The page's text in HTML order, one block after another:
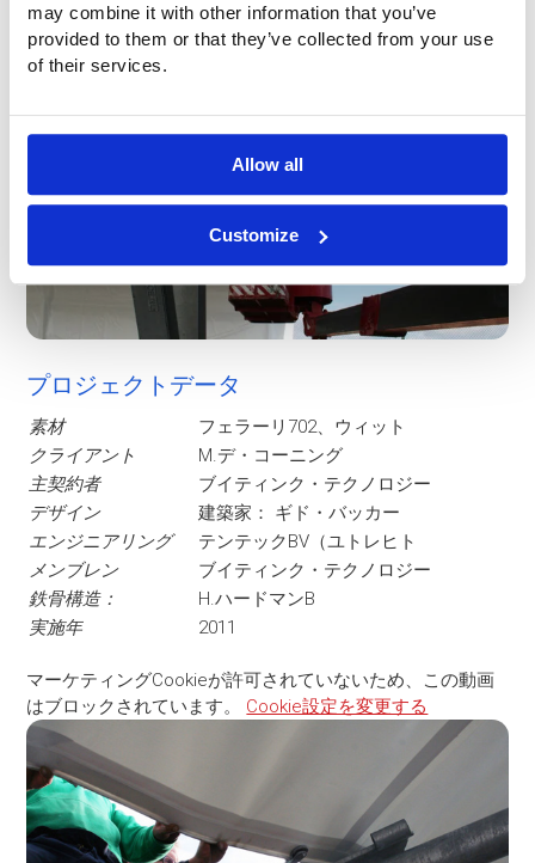
may combine it with other information that you’ve
provided to them or that they’ve collected from your use
of their services.
Allow all
Customize
プロジェクトデータ
素材
フェラーリ702、ウィット
クライアント
M.デ・コーニング
主契約者
ブイティンク・テクノロジー
デザイン
建築家： ギド・バッカー
エンジニアリング
テンテックBV（ユトレヒト
メンブレン
ブイティンク・テクノロジー
鉄骨構造：
H.ハードマンB
実施年
2011
マーケティングCookieが許可されていないため、この動画
はブロックされています。 Cookie設定を変更する